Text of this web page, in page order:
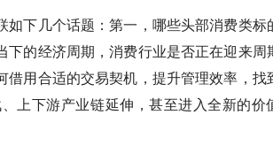
如下几个话题：第一，哪些头部消费类标
的经济周期，消费行业是否正在迎来周
用合适的交易契机，提升管理效率，找
上下游产业链延伸，甚至进入全新的价